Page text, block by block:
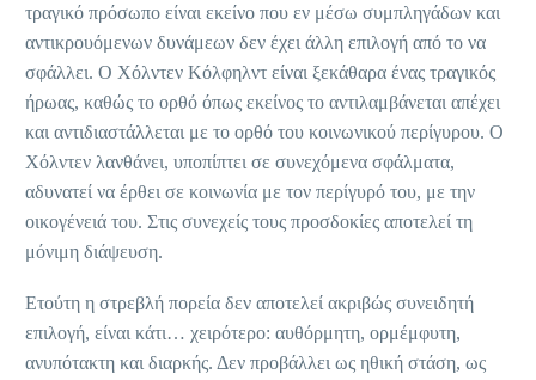
τραγικό πρόσωπο είναι εκείνο που εν μέσω συμπληγάδων και
αντικρουόμενων δυνάμεων δεν έχει άλλη επιλογή από το να
σφάλλει. Ο Χόλντεν Κόλφηλντ είναι ξεκάθαρα ένας τραγικός
ήρωας, καθώς το ορθό όπως εκείνος το αντιλαμβάνεται απέχει
και αντιδιαστάλλεται με το ορθό του κοινωνικού περίγυρου. Ο
Χόλντεν λανθάνει, υποπίπτει σε συνεχόμενα σφάλματα,
αδυνατεί να έρθει σε κοινωνία με τον περίγυρό του, με την
οικογένειά του. Στις συνεχείς τους προσδοκίες αποτελεί τη
μόνιμη διάψευση.
Ετούτη η στρεβλή πορεία δεν αποτελεί ακριβώς συνειδητή
επιλογή, είναι κάτι… χειρότερο: αυθόρμητη, ορμέμφυτη,
ανυπότακτη και διαρκής. Δεν προβάλλει ως ηθική στάση, ως